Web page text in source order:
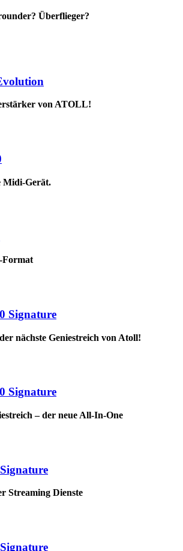
Überflieger?
von ATOLL!
Midi-Gerät.
Signature
nächste Geniestreich von Atoll!
Signature
– der neue All-In-One
Streaming Dienste